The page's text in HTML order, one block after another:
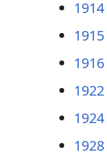
1914
1915
1916
1922
1924
1928